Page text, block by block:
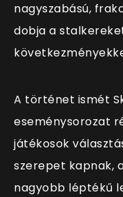
nagyszabású,
dobja a
A történet ismét
eseménysorozat
játékosok
szerepet kapnak,
nagyobb léptékű